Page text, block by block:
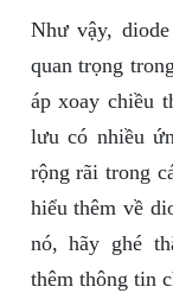
Như vậy,
quan trọng
áp xoay chiều
lưu có nhiều
rộng rãi trong
hiểu thêm về
nó, hãy ghé
thêm thông tin